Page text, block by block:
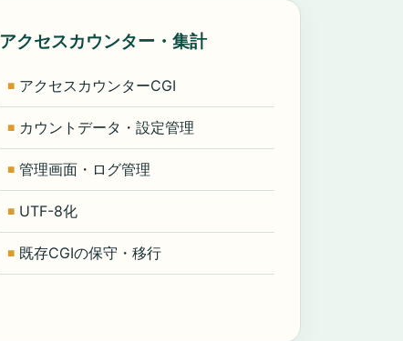
アクセスカウンター・集計
アクセスカウンターCGI
カウントデータ・設定管理
管理画面・ログ管理
UTF-8化
既存CGIの保守・移行